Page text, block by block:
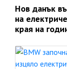
Нов данък
на
края на